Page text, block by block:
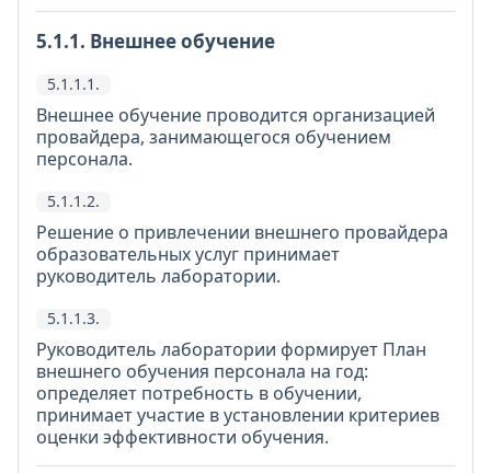
5.1.1. Внешнее обучение
5.1.1.1.
Внешнее обучение проводится организацией
провайдера, занимающегося обучением
персонала.
5.1.1.2.
Решение о привлечении внешнего провайдера
образовательных услуг принимает
руководитель лаборатории.
5.1.1.3.
Руководитель лаборатории формирует План
внешнего обучения персонала на год:
определяет потребность в обучении,
принимает участие в установлении критериев
оценки эффективности обучения.